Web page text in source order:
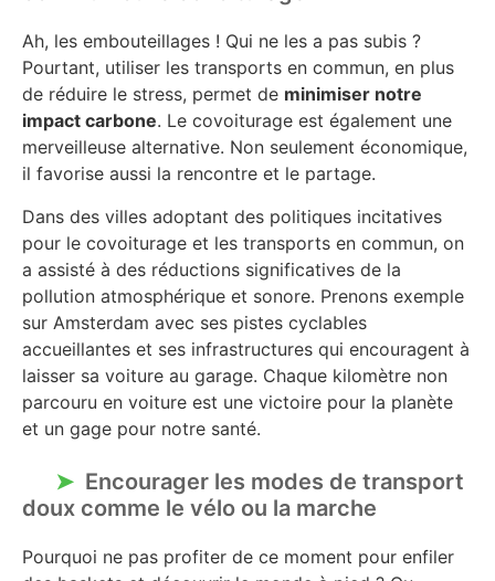
Ah, les embouteillages ! Qui ne les a pas subis ?
Pourtant, utiliser les transports en commun, en plus
de réduire le stress, permet de minimiser notre
impact carbone. Le covoiturage est également une
merveilleuse alternative. Non seulement économique,
il favorise aussi la rencontre et le partage.
Dans des villes adoptant des politiques incitatives
pour le covoiturage et les transports en commun, on
a assisté à des réductions significatives de la
pollution atmosphérique et sonore. Prenons exemple
sur Amsterdam avec ses pistes cyclables
accueillantes et ses infrastructures qui encouragent à
laisser sa voiture au garage. Chaque kilomètre non
parcouru en voiture est une victoire pour la planète
et un gage pour notre santé.
Encourager les modes de transport
doux comme le vélo ou la marche
Pourquoi ne pas profiter de ce moment pour enfiler